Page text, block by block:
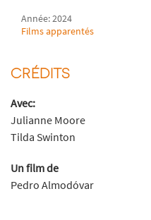
Année: 2024
Films apparentés
CRÉDITS
Avec:
Julianne Moore
Tilda Swinton
Un film de
Pedro Almodóvar